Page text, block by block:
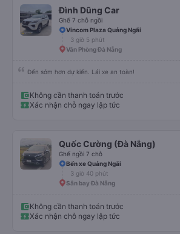
Đình Dũng Car
Ghế 7 chỗ ngồi
Vincom Plaza Quảng Ngãi
3 giờ 5 phút
Văn Phòng Đà Nẵng
Đến sớm hơn dự kiến. Lái xe an toàn!
Không cần thanh toán trước
Xác nhận chỗ ngay lập tức
Quốc Cường (Đà Nẵng)
Ghế ngồi 7 chỗ
Bến xe Quảng Ngãi
3 giờ 40 phút
Sân bay Đà Nẵng
Không cần thanh toán trước
Xác nhận chỗ ngay lập tức